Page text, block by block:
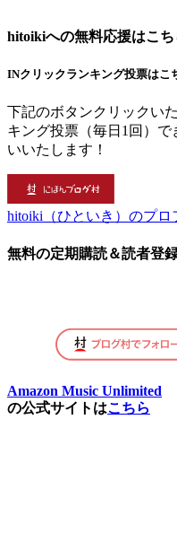
hitoikiへの無料応援はこち
INクリックランキング投票はこ
下記のボタンクリックい
キング投票（毎日1回）
いいたします！
hitoiki（ひといき）のプロ
無料の定期購読＆読者登
Amazon Music Unlimited
の公式サイトはこちら